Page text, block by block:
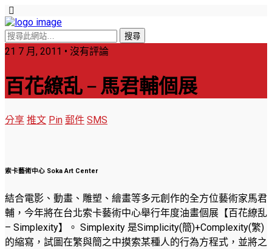
21 7 月, 2011 • 沒有評論
百花繚乱 – 馬君輔個展
分享 推文 Pin 郵件 SMS
索卡藝術中心 Soka Art Center
結合電影、動畫、雕塑、繪畫等多元創作的全方位藝術家馬君
輔，今年將在台北索卡藝術中心舉行年度油畫個展【百花繚乱
– Simplexity】。 Simplexity 是Simplicity(簡)+Complexity(繁)
的縮寫，試圖在繁與簡之中摸索某種人的行為方程式，並將之